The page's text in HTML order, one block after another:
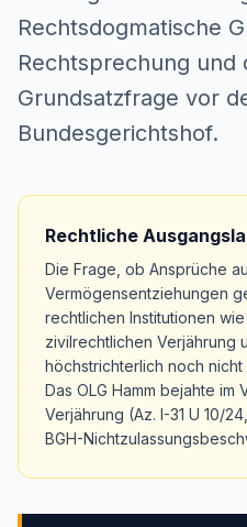
Rechtsdogmatische
Rechtsprechung und
Grundsatzfrage vor
Bundesgerichtshof.
Rechtliche
Die Frage, ob Ansprüche
Vermögensentziehungen
rechtlichen Institutionen
zivilrechtlichen Verjährung
höchstrichterlich noch
Das OLG Hamm bejahte
Verjährung (Az. I-31 U 10/
BGH-